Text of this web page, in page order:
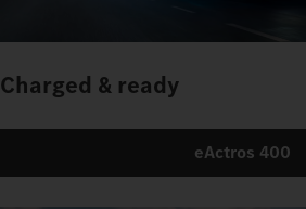
Charged & ready
eActros 400